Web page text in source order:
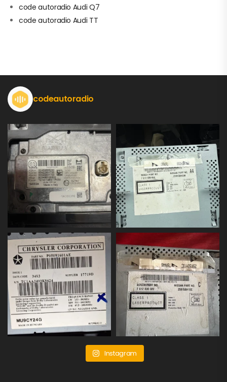
code autoradio Audi Q7
code autoradio Audi TT
codeautoradio
Instagram